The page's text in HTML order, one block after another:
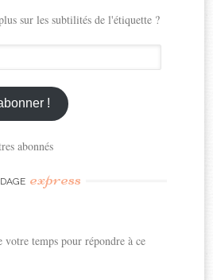
sur les subtilités de l'étiquette ?
!
abonnés
express
temps pour répondre à ce